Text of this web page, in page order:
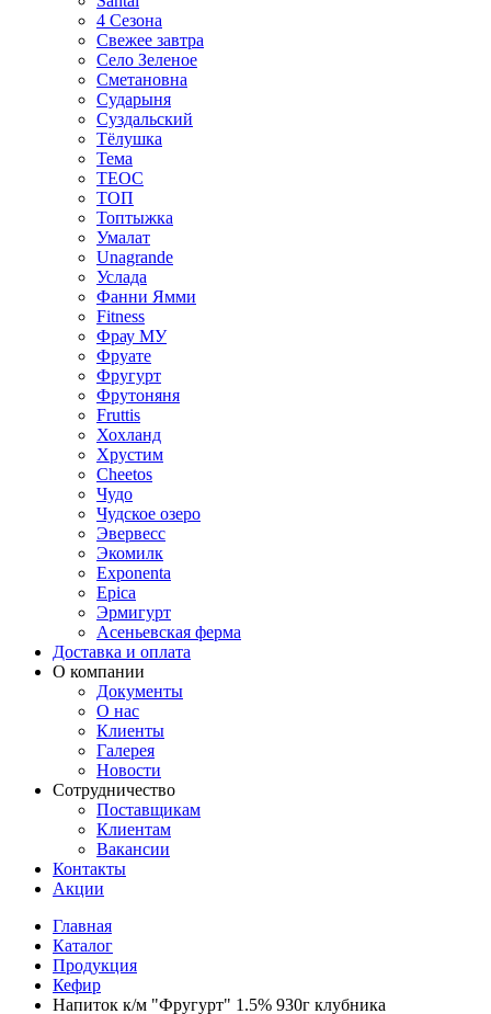
4 Сезона
Свежее завтра
Село Зеленое
Сметановна
Сударыня
Суздальский
Тёлушка
Тема
ТЕОС
ТОП
Топтыжка
Умалат
Unagrande
Услада
Фанни Ямми
Fitness
Фрау МУ
Фруате
Фругурт
Фрутоняня
Fruttis
Хохланд
Хрустим
Cheetos
Чудо
Чудское озеро
Эвервесс
Экомилк
Exponenta
Epica
Эрмигурт
Асеньевская ферма
Доставка и оплата
О компании
Документы
О нас
Клиенты
Галерея
Новости
Сотрудничество
Поставщикам
Клиентам
Вакансии
Контакты
Акции
Главная
Каталог
Продукция
Кефир
Напиток к/м "Фругурт" 1.5% 930г клубника